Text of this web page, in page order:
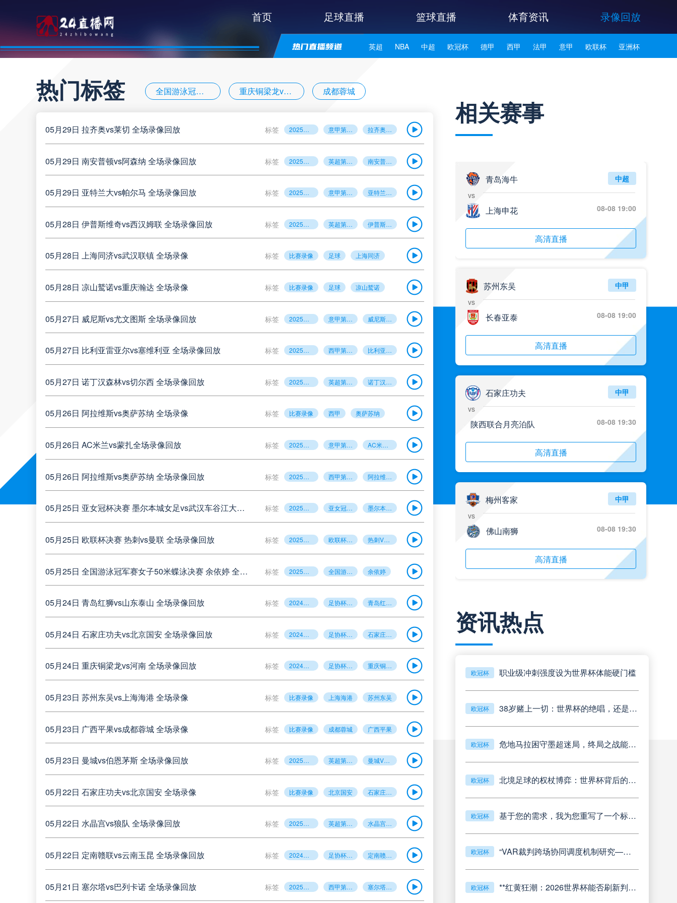
首页 足球直播 篮球直播 体育资讯 录像回放
英超 NBA 中超 欧冠杯 德甲 西甲 法甲 意甲 欧联杯 亚洲杯
热门标签 全国游泳冠军赛女子50米蝶泳决赛 重庆铜梁龙vs河南 成都蓉城
威尼斯 意甲第36轮
05月29日 拉齐奥vs莱切 全场录像回放 标签 2025年5月26日 意甲第38轮 拉齐奥vs莱切
05月29日 南安普顿vs阿森纳 全场录像回放 标签 2025年5月26日 英超第38轮 南安普顿vs阿森纳
05月29日 亚特兰大vs帕尔马 全场录像回放 标签 2025年5月26日 意甲第38轮 亚特兰大VS帕尔马
05月28日 伊普斯维奇vs西汉姆联 全场录像回放 标签 2025年5月26日 英超第38轮 伊普斯维奇vs西汉姆联
05月28日 上海同济vs武汉联镇 全场录像 标签 比赛录像 足球 上海同济
05月28日 凉山鹫诺vs重庆瀚达 全场录像 标签 比赛录像 足球 凉山鹫诺
05月27日 威尼斯vs尤文图斯 全场录像回放 标签 2025年5月26日 意甲第38轮 威尼斯vs尤文图斯
05月27日 比利亚雷亚尔vs塞维利亚 全场录像回放 标签 2025年5月26日 西甲第38轮 比利亚雷亚尔VS塞维利亚
05月27日 诺丁汉森林vs切尔西 全场录像回放 标签 2025年5月26日 英超第38轮 诺丁汉森林VS切尔西
05月26日 阿拉维斯vs奥萨苏纳 全场录像 标签 比赛录像 西甲 奥萨苏纳
05月26日 AC米兰vs蒙扎全场录像回放 标签 2025年5月25日 意甲第38轮 AC米兰vs蒙扎全场录像回放
05月26日 阿拉维斯vs奥萨苏纳 全场录像回放 标签 2025年5月25日 西甲第38轮 阿拉维斯vs奥萨苏纳
05月25日 亚女冠杯决赛 墨尔本城女足vs武汉车谷江大女足 全场录像回放 标签 2025年5月24日 亚女冠杯决赛 墨尔本城女足vs武汉车谷江大女足
05月25日 欧联杯决赛 热刺vs曼联 全场录像回放 标签 2025年5月22日 欧联杯决赛 热刺VS曼联
05月25日 全国游泳冠军赛女子50米蝶泳决赛 余依婷 全场录像回放 标签 2025年5月23日 全国游泳冠军赛女子50米蝶泳决赛 余依婷
05月24日 青岛红狮vs山东泰山 全场录像回放 标签 2024年5月21日 足协杯第3轮 青岛红狮vs山东泰山
05月24日 石家庄功夫vs北京国安 全场录像回放 标签 2024年5月21日 足协杯第3轮 石家庄功夫vs北京国安
05月24日 重庆铜梁龙vs河南 全场录像回放 标签 2024年5月21日 足协杯第3轮 重庆铜梁龙vs河南
05月23日 苏州东吴vs上海海港 全场录像 标签 比赛录像 上海海港 苏州东吴
05月23日 广西平果vs成都蓉城 全场录像 标签 比赛录像 成都蓉城 广西平果
05月23日 曼城vs伯恩茅斯 全场录像回放 标签 2025年5月21日 英超第37轮 曼城VS伯恩茅斯
05月22日 石家庄功夫vs北京国安 全场录像 标签 比赛录像 北京国安 石家庄功夫
05月22日 水晶宫vs狼队 全场录像回放 标签 2025年5月21日 英超第37轮 水晶宫VS狼队
05月22日 定南赣联vs云南玉昆 全场录像回放 标签 2024年5月21日 足协杯第3轮 定南赣联vs云南玉昆
05月21日 塞尔塔vs巴列卡诺 全场录像回放 标签 2025年5月19日 西甲第37轮 塞尔塔vs巴列卡诺
相关赛事
青岛海牛
vs
上海申花
中超
08-08 19:00
高清直播
苏州东吴
vs
长春亚泰
中甲
08-08 19:00
高清直播
石家庄功夫
vs
陕西联合月亮泊队
中甲
08-08 19:30
高清直播
梅州客家
vs
佛山南狮
中甲
08-08 19:30
高清直播
vs
南通支云
高清直播
浙江队
vs
武汉三镇
中超
08-08 19:35
大连英博
vs
辽宁铁人
中超
08-08 19:35
资讯热点
欧冠杯 职业级冲刺强度设为世界杯体能硬门槛
欧冠杯 38岁赌上一切：世界杯的绝唱，还是生命的最后冲刺？
欧冠杯 危地马拉困守墨超迷局，终局之战能否破晓重生？
欧冠杯 北境足球的权杖博弈：世界杯背后的北美棋局
欧冠杯 基于您的需求，我为您重写了一个标题：<br /> <br /> **“2026世界杯多语裁判协同系统：技术兼容性与实时运行效能评估”**
欧冠杯 “VAR裁判跨场协同调度机制研究——以2026年美加墨世界杯赛事为例”
欧冠杯 **红黄狂潮：2026世界杯能否刷新判罚历史极值？**